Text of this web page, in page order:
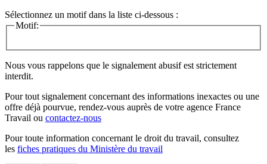
Sélectionnez un motif dans la liste ci-dessous :
Motif:
Nous vous rappelons que le signalement abusif est strictement
interdit.
Pour tout signalement concernant des informations inexactes ou une
offre déjà pourvue, rendez-vous auprès de votre agence France
Travail ou contactez-nous
Pour toute information concernant le droit du travail, consultez
les fiches pratiques du Ministère du travail